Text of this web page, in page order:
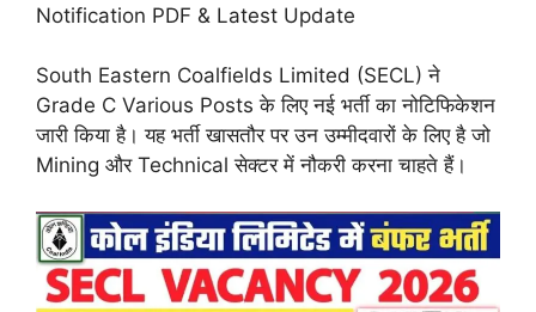
Notification PDF & Latest Update
South Eastern Coalfields Limited (SECL) ने
Grade C Various Posts के लिए नई भर्ती का नोटिफिकेशन
जारी किया है। यह भर्ती खासतौर पर उन उम्मीदवारों के लिए है जो
Mining और Technical सेक्टर में नौकरी करना चाहते हैं।